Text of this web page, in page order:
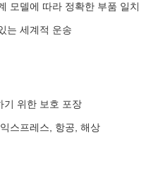
모델에 따라 정확한 부품 일치
는 세계적 운송
기 위한 보호 포장
스프레스, 항공, 해상